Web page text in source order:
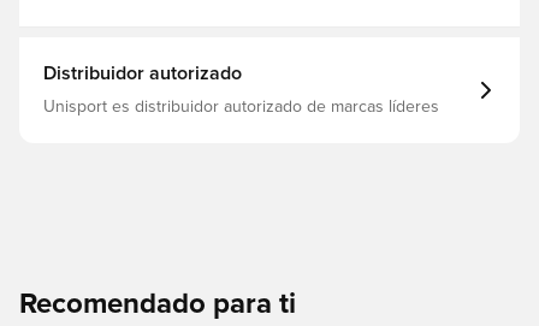
Distribuidor autorizado
Unisport es distribuidor autorizado de marcas líderes
Recomendado para ti